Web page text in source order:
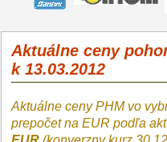
Aktuálne ceny
k 13.03.2012
Aktuálne ceny PHM vo
prepočet na EUR podľa